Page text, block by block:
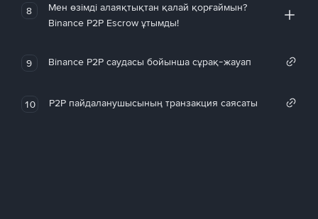
8
Мен өзімді алаяқтықтан қалай қорғаймын?
Binance P2P Escrow ұтымды!
9 Binance P2P саудасы бойынша сұрақ-жауап
10 P2P пайдаланушысының транзакция саясаты